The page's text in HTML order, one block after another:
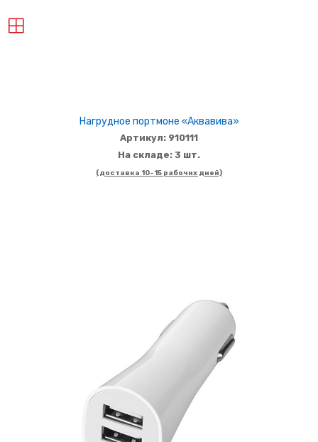
Нагрудное портмоне «Аквавива»
Артикул: 910111
На складе: 3 шт.
(доставка 10-15 рабочих дней)